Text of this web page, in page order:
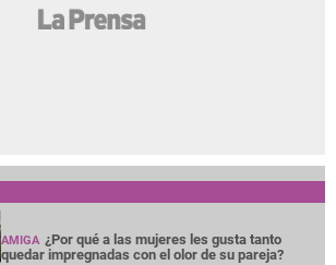
AMIGA ¿Por qué a las mujeres les gusta tanto
quedar impregnadas con el olor de su pareja?